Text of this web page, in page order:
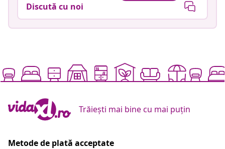
Discută cu noi
Trăiești mai bine cu mai puțin
Metode de plată acceptate